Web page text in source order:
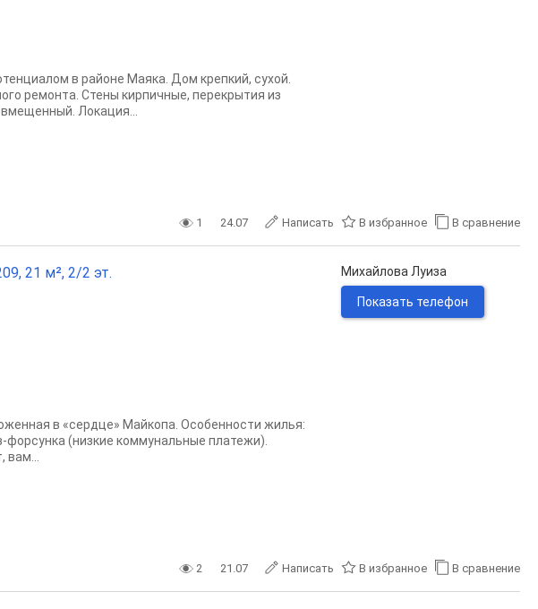
в районе Маяка. Дом крепкий, сухой.
ремонта. Стены кирпичные, перекрытия из
Локация...
1 24.07 Написать В избранное В сравнение
21 м², 2/2 эт.
в «сердце» Майкопа. Особенности жилья:
(низкие коммунальные платежи).
Михайлова Луиза
Показать телефон
2 21.07 Написать В избранное В сравнение